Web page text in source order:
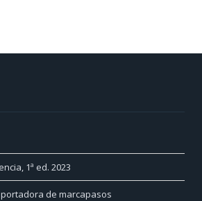
1ª ed. 2023
de marcapasos